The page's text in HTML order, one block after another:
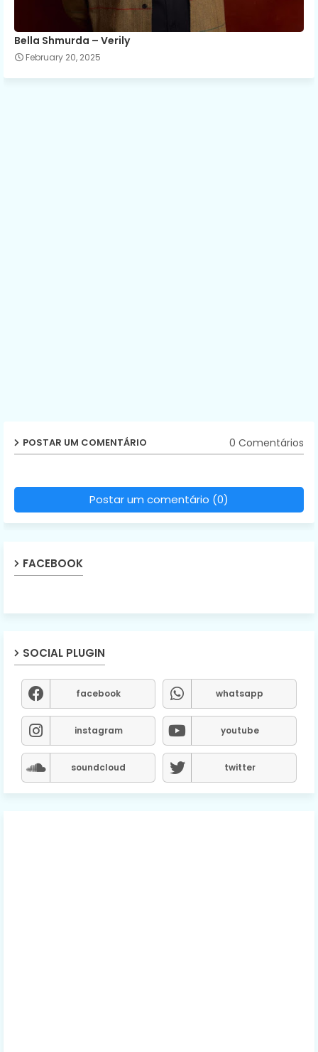
Bella Shmurda – Verily
February 20, 2025
POSTAR UM COMENTÁRIO 0 Comentários
Postar um comentário (0)
FACEBOOK
SOCIAL PLUGIN
facebook whatsapp
instagram youtube
soundcloud twitter